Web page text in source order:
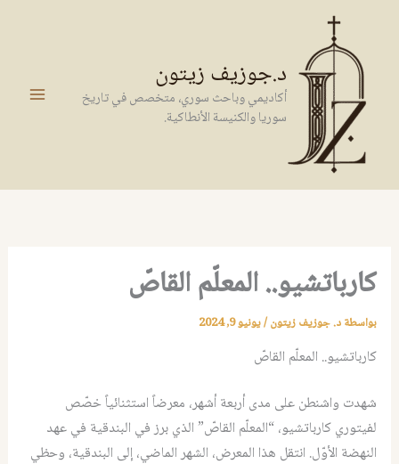
المحتوى
د.جوزيف زيتون
أكاديمي وباحث سوري، متخصص في تاريخ
سوريا والكنيسة الأنطاكية.
كارباتشيو.. المعلّم القاصّ
بواسطةد. جوزيف زيتون/يونيو 9, 2024
كارباتشيو.. المعلّم القاصّ
شهدت واشنطن على مدى أربعة أشهر، معرضاً استثنائياً خصّص
لفيتوري كارباتشيو، “المعلّم القاصّ” الذي برز في البندقية في عهد
النهضة الأوّل. انتقل هذا المعرض، الشهر الماضي، إلى البندقية، وحظي